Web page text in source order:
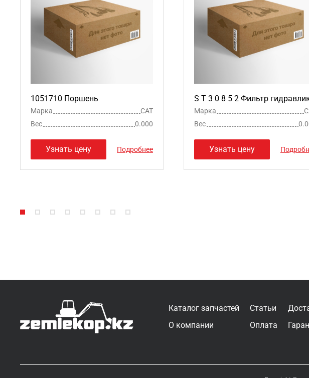
1051710 Поршень
Марка
CAT
Вес
0.000
Узнать цену Подробнее
S T 3 0 8 5 2 Фильтр
Марка
Вес
Узнать цену
Каталог запчастей
О компании
Статьи
Оплата